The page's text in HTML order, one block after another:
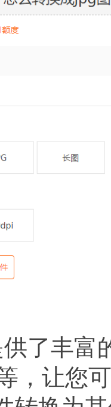
供了丰
，让您